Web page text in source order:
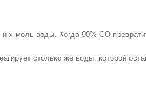
х моль воды. Когда 90% CO
столько же воды, которой